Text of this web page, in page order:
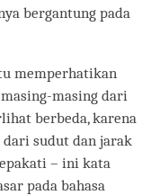
bergantung pada
memperhatikan
masing dari
berbeda, karena
sudut dan jarak
– ini kata
pada bahasa